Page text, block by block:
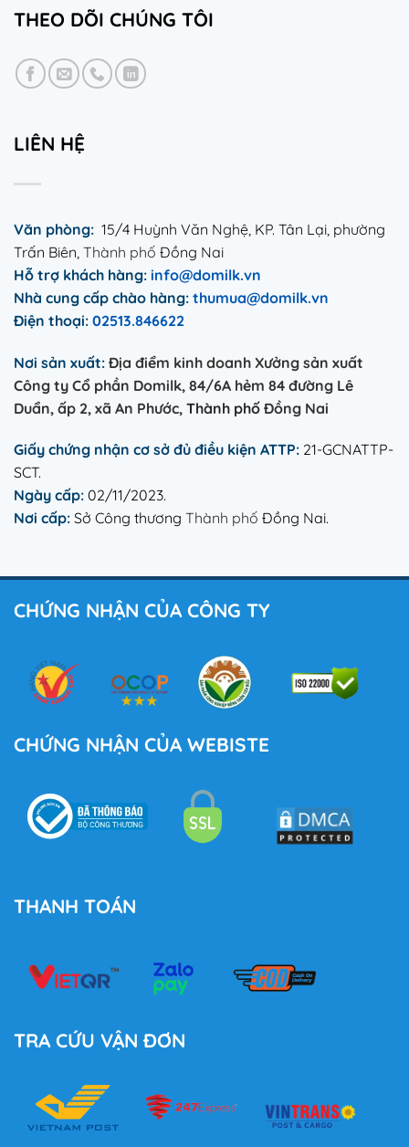
THEO DÕI CHÚNG TÔI
LIÊN HỆ
Văn phòng: 15/4 Huỳnh Văn Nghệ, KP. Tân Lại, phường
Trấn Biên, Thành phố Đồng Nai
Hỗ trợ khách hàng: info@domilk.vn
Nhà cung cấp chào hàng: thumua@domilk.vn
Điện thoại: 02513.846622
Nơi sản xuất: Địa điểm kinh doanh Xưởng sản xuất
Công ty Cổ phần Domilk, 84/6A hẻm 84 đường Lê
Duẩn, ấp 2, xã An Phước, Thành phố Đồng Nai
Giấy chứng nhận cơ sở đủ điều kiện ATTP: 21-GCNATTP-
SCT.
Ngày cấp: 02/11/2023.
Nơi cấp: Sở Công thương Thành phố Đồng Nai.
CHỨNG NHẬN CỦA CÔNG TY
CHỨNG NHẬN CỦA WEBISTE
THANH TOÁN
TRA CỨU VẬN ĐƠN